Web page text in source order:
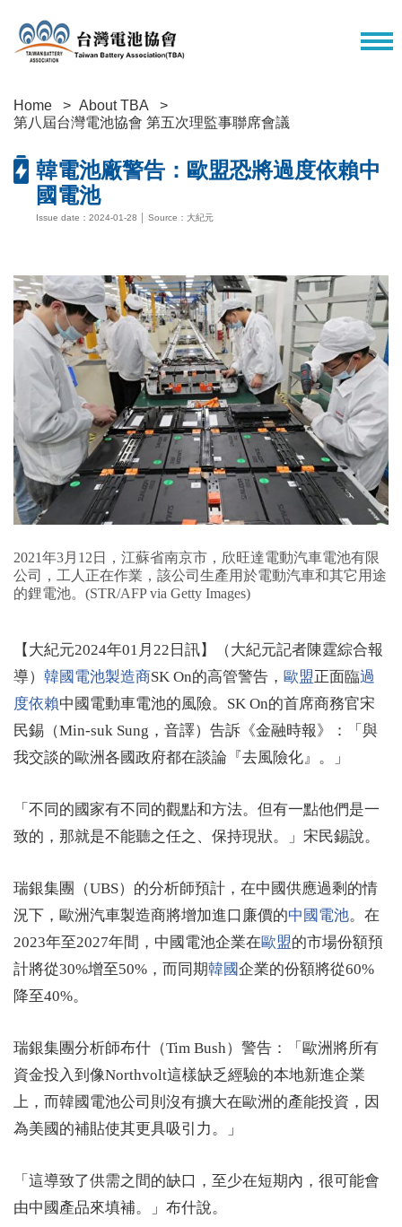
Home
About TBA
第八屆台灣電池協會 第五次理監事聯席會議
韓電池廠警告：歐盟恐將過度依賴中
國電池
Issue date：2024-01-28 │ Source：大紀元
2021年3月12日，江蘇省南京市，欣旺達電動汽車電池有限
公司，工人正在作業，該公司生產用於電動汽車和其它用途
的鋰電池。(STR/AFP via Getty Images)
【大紀元2024年01月22日訊】（大紀元記者陳霆綜合報
導） 韓國 電池製造商SK On的高管警告， 歐盟 正面臨過
度依賴中國電動車電池的風險。SK On的首席商務官宋
民錫（Min-suk Sung，音譯）告訴《金融時報》：「與
我交談的歐洲各國政府都在談論『去風險化』。」
「不同的國家有不同的觀點和方法。但有一點他們是一
致的，那就是不能聽之任之、保持現狀。」宋民錫說。
瑞銀集團（UBS）的分析師預計，在中國供應過剩的情
況下，歐洲汽車製造商將增加進口廉價的中國電池。在
2023年至2027年間，中國電池企業在歐盟的市場份額預
計將從30%增至50%，而同期韓國企業的份額將從60%
降至40%。
瑞銀集團分析師布什（Tim Bush）警告：「歐洲將所有
資金投入到像Northvolt這樣缺乏經驗的本地新進企業
上，而韓國電池公司則沒有擴大在歐洲的產能投資，因
為美國的補貼使其更具吸引力。」
「這導致了供需之間的缺口，至少在短期內，很可能會
由中國產品來填補。」布什說。